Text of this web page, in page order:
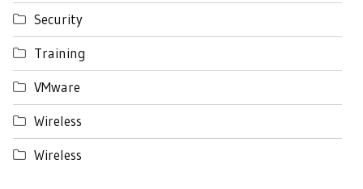
Security
Training
VMware
Wireless
Wireless